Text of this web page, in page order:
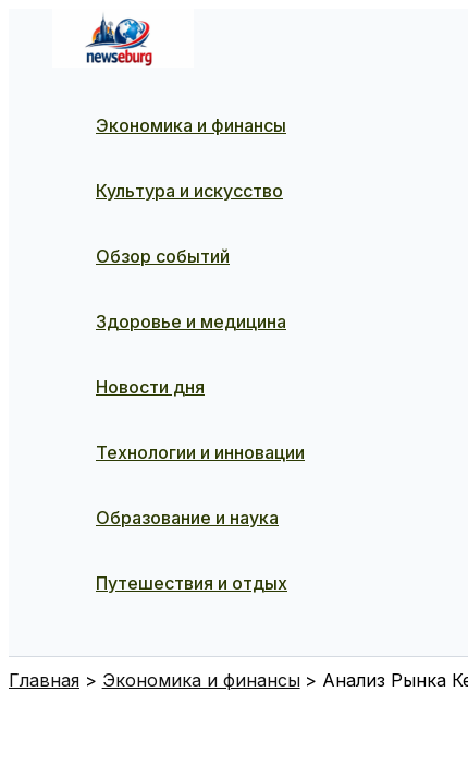
Экономика и финансы
Культура и искусство
Обзор событий
Здоровье и медицина
Новости дня
Технологии и инновации
Образование и наука
Путешествия и отдых
Главная Экономика и финансы Анализ Рынка